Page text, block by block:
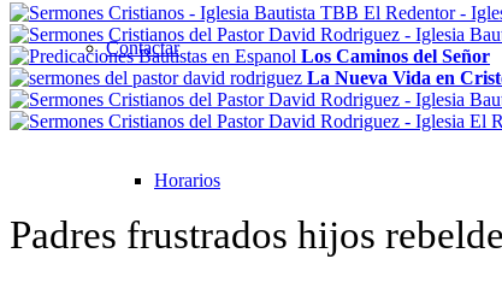
Contactar
Horarios
Los Caminos del Señor
La Nueva Vida en
Padres frustrados hijos